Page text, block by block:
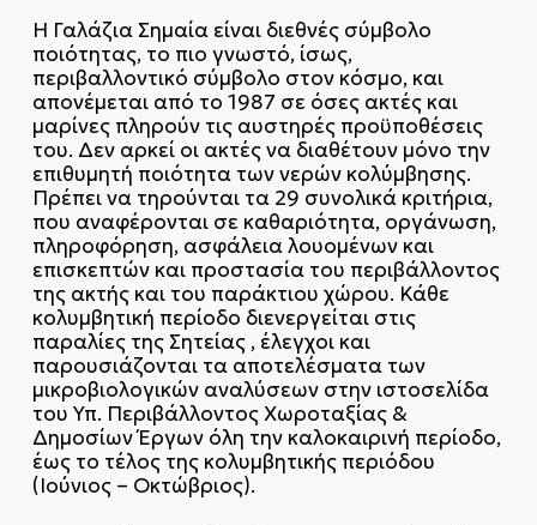
Η Γαλάζια Σημαία είναι διεθνές σύμβολο
ποιότητας, το πιο γνωστό, ίσως,
περιβαλλοντικό σύμβολο στον κόσμο, και
απονέμεται από το 1987 σε όσες ακτές και
μαρίνες πληρούν τις αυστηρές προϋποθέσεις
του. Δεν αρκεί οι ακτές να διαθέτουν μόνο την
επιθυμητή ποιότητα των νερών κολύμβησης.
Πρέπει να τηρούνται τα 29 συνολικά κριτήρια,
που αναφέρονται σε καθαριότητα, οργάνωση,
πληροφόρηση, ασφάλεια λουομένων και
επισκεπτών και προστασία του περιβάλλοντος
της ακτής και του παράκτιου χώρου. Κάθε
κολυμβητική περίοδο διενεργείται στις
παραλίες της Σητείας , έλεγχοι και
παρουσιάζονται τα αποτελέσματα των
μικροβιολογικών αναλύσεων στην ιστοσελίδα
του Υπ. Περιβάλλοντος Χωροταξίας &
Δημοσίων Έργων όλη την καλοκαιρινή περίοδο,
έως το τέλος της κολυμβητικής περιόδου
(Ιούνιος – Οκτώβριος).